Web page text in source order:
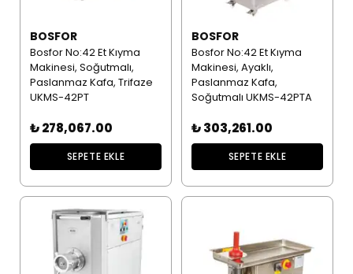
BOSFOR
Bosfor No:42 Et Kıyma
Makinesi, Soğutmalı,
Paslanmaz Kafa, Trifaze
UKMS-42PT
₺ 278,067.00
SEPETE EKLE
BOSFOR
Bosfor No:42 Et Kıyma
Makinesi, Ayaklı,
Paslanmaz Kafa,
Soğutmalı UKMS-42PTA
₺ 303,261.00
SEPETE EKLE